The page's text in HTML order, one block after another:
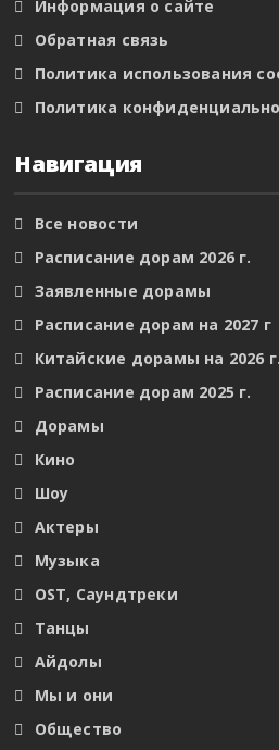
Информация о сайте
Обратная связь
Политика использования
Политика
Навигация
Все новости
Расписание дорам 2026 г.
Заявленные дорамы
Расписание дорам на 2027 г
Китайские дорамы на 2026 г.
Расписание дорам 2025 г.
Дорамы
Кино
Шоу
Актеры
Музыка
OST, Саундтреки
Танцы
Айдолы
Мы и они
Общество